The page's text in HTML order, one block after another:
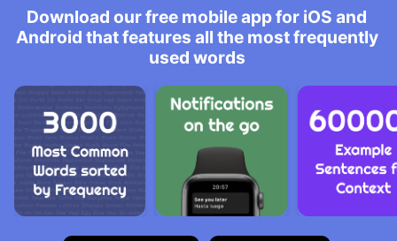
Download our free mobile app for iOS and
Android that features all the most frequently
used words